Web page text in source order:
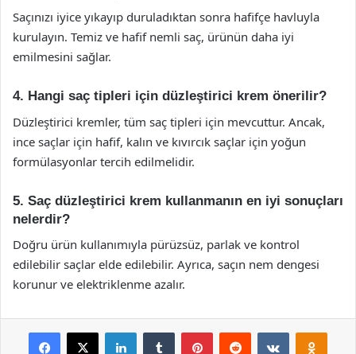
Saçınızı iyice yıkayıp duruladıktan sonra hafifçe havluyla
kurulayın. Temiz ve hafif nemli saç, ürünün daha iyi
emilmesini sağlar.
4. Hangi saç tipleri için düzleştirici krem önerilir?
Düzleştirici kremler, tüm saç tipleri için mevcuttur. Ancak,
ince saçlar için hafif, kalın ve kıvırcık saçlar için yoğun
formülasyonlar tercih edilmelidir.
5. Saç düzleştirici krem kullanmanın en iyi sonuçları
nelerdir?
Doğru ürün kullanımıyla pürüzsüz, parlak ve kontrol
edilebilir saçlar elde edilebilir. Ayrıca, saçın nem dengesi
korunur ve elektriklenme azalır.
Facebook
X LinkedInTumblr PinterestReddit VKontakte